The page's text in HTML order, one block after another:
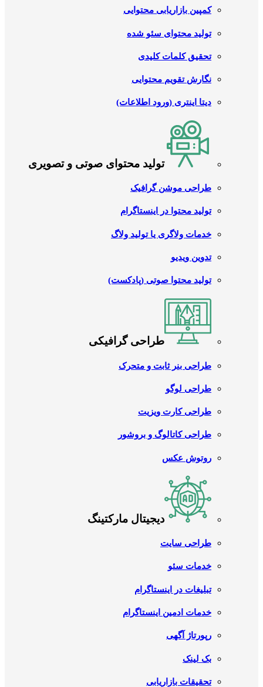
کمپین بازاریابی محتوایی
تولید محتوای سئو شده
تحقیق کلمات کلیدی
نگارش تقویم محتوایی
دیتا اینتری (ورود اطلاعات)
تولید محتوای صوتی و تصویری
طراحی موشن گرافیک
تولید محتوا در اینستاگرام
خدمات ولاگری یا تولید ولاگ
تدوین ویدیو
تولید محتوا صوتی (پادکست)
طراحی گرافیکی
طراحی بنر ثابت و متحرک
طراحی لوگو
طراحی کارت ویزیت
طراحی کاتالوگ و بروشور
روتوش عکس
دیجیتال مارکتینگ
طراحی سایت
خدمات سئو
تبلیغات در اینستاگرام
خدمات ادمین اینستاگرام
رپورتاژ آگهی
بک لینک
تحقیقات بازاریابی